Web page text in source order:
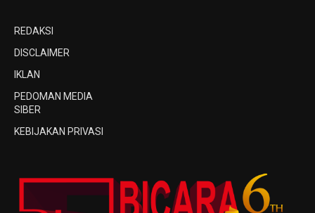
REDAKSI
DISCLAIMER
IKLAN
PEDOMAN MEDIA
SIBER
KEBIJAKAN PRIVASI